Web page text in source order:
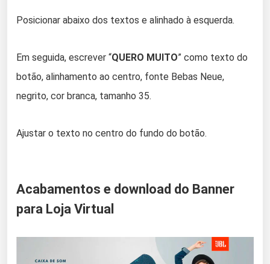
Posicionar abaixo dos textos e alinhado à esquerda.
Em seguida, escrever “QUERO MUITO” como texto do
botão, alinhamento ao centro, fonte Bebas Neue,
negrito, cor branca, tamanho 35.
Ajustar o texto no centro do fundo do botão.
Acabamentos e download do Banner
para Loja Virtual